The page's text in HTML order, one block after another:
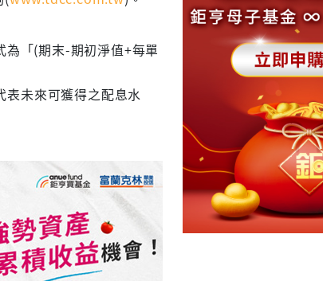
「(期末-期初淨值+每單
表未來可獲得之配息水